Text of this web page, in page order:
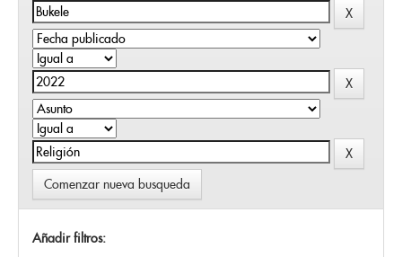
Comenzar nueva busqueda
Añadir filtros: